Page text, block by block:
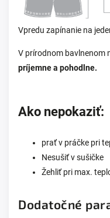
Vpredu zapínanie na
V prírodnom bavlnenom
príjemne a pohodlne.
Ako nepokaziť:
prať v práčke pri
Nesušiť v sušičke
Žehliť pri max.
Dodatočné